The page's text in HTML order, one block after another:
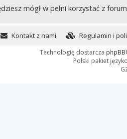
mógł w pełni korzystać z
Regulamin i
Kontakt z nami
Technologię dostarcza phpBB
Polski pakiet